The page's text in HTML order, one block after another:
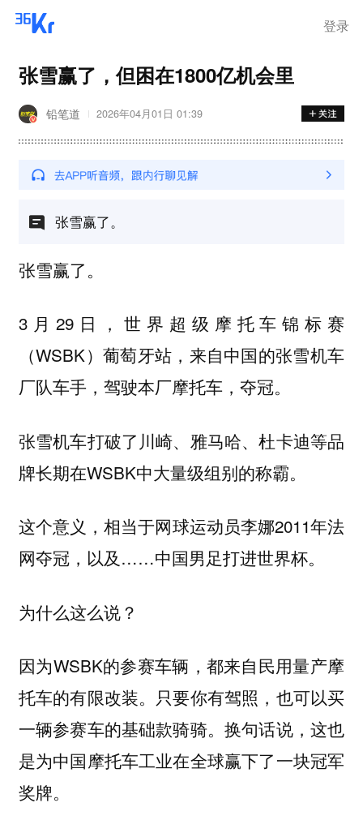
登录
张雪赢了，但困在1800亿机会里
铅笔道 2026年04月01日 01:39
张雪赢了。
张雪赢了。
3月29日，世界超级摩托车锦标赛
（WSBK）葡萄牙站，来自中国的张雪机车
厂队车手，驾驶本厂摩托车，夺冠。
张雪机车打破了川崎、雅马哈、杜卡迪等品
牌长期在WSBK中大量级组别的称霸。
这个意义，相当于网球运动员李娜2011年法
网夺冠，以及……中国男足打进世界杯。
为什么这么说？
因为WSBK的参赛车辆，都来自民用量产摩
托车的有限改装。只要你有驾照，也可以买
一辆参赛车的基础款骑骑。换句话说，这也
是为中国摩托车工业在全球赢下了一块冠军
奖牌。